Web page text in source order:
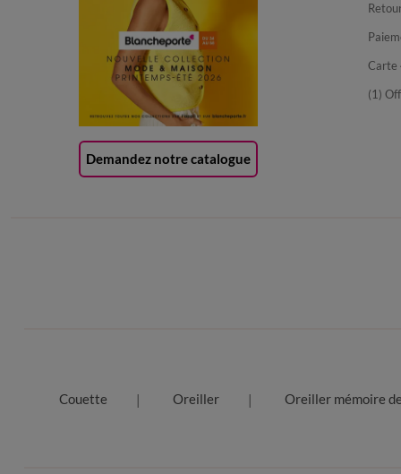
Demandez notre catalogue
Carte
(1)
Couette Oreiller Oreiller mémoire